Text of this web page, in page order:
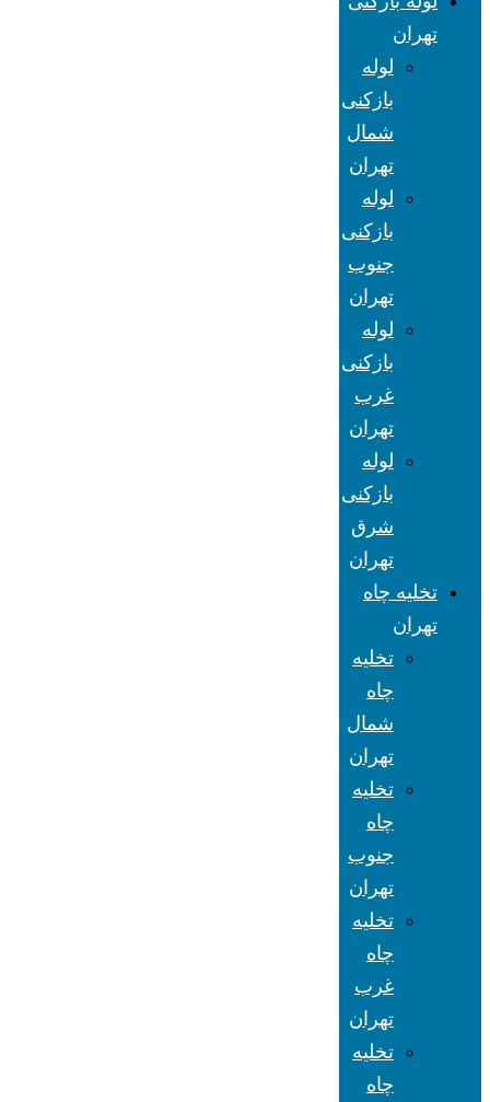
تهران
لوله
بازکنی
شمال
تهران
لوله
بازکنی
جنوب
تهران
لوله
بازکنی
غرب
تهران
لوله
بازکنی
شرق
تهران
تخلیه چاه
تهران
تخلیه
چاه
شمال
تهران
تخلیه
چاه
جنوب
تهران
تخلیه
چاه
غرب
تهران
تخلیه
چاه